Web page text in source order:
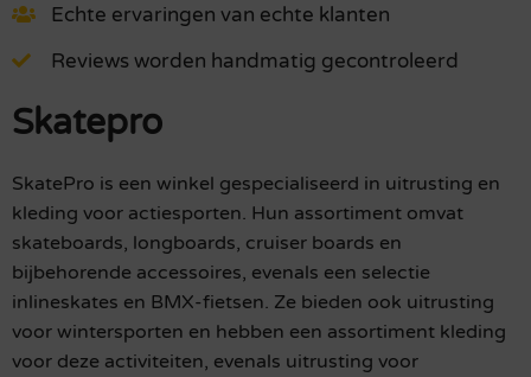
Echte ervaringen van echte klanten
Reviews worden handmatig gecontroleerd
Skatepro
SkatePro is een winkel gespecialiseerd in uitrusting en
kleding voor actiesporten. Hun assortiment omvat
skateboards, longboards, cruiser boards en
bijbehorende accessoires, evenals een selectie
inlineskates en BMX-fietsen. Ze bieden ook uitrusting
voor wintersporten en hebben een assortiment kleding
voor deze activiteiten, evenals uitrusting voor